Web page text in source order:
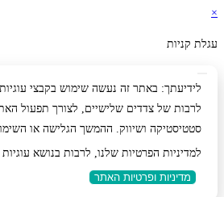
×
עגלת קניות
לרבות של צדדים שלישיים, לצורך תפעול
סטטיסטיקה ושיווק. ההמשך הגלישה או
למדיניות הפרטיות שלנו, לרבות בנושא עוגיות
מדיניות ופרטיות האתר